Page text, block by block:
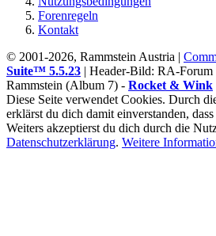
Forenregeln
Kontakt
© 2001-2026, Rammstein Austria |
Suite™ 5.5.23 | Header-Bild: RA-Forum
Rammstein (Album 7) - Rocket & Wink
Diese Seite verwendet Cookies. Durch
erklärst du dich damit einverstanden,
Weiters akzeptierst du dich durch die
Datenschutzerklärung. Weitere